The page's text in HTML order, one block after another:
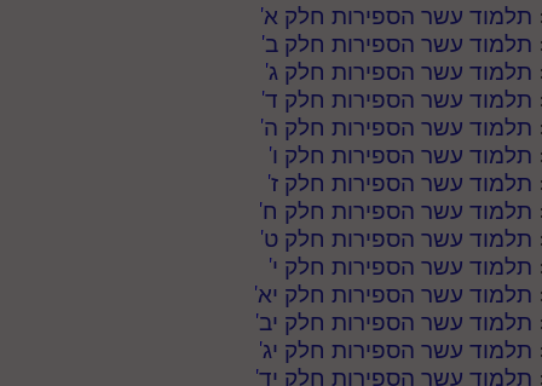
תלמוד עשר הספירות חלק א'
תלמוד עשר הספירות חלק ב'
תלמוד עשר הספירות חלק ג'
תלמוד עשר הספירות חלק ד'
תלמוד עשר הספירות חלק ה'
תלמוד עשר הספירות חלק ו'
תלמוד עשר הספירות חלק ז'
תלמוד עשר הספירות חלק ח'
תלמוד עשר הספירות חלק ט'
תלמוד עשר הספירות חלק י'
תלמוד עשר הספירות חלק יא'
תלמוד עשר הספירות חלק יב'
תלמוד עשר הספירות חלק יג'
תלמוד עשר הספירות חלק יד'